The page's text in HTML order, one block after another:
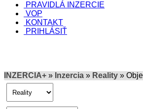
PRAVIDLÁ INZERCIE
VOP
KONTAKT
PRIHLÁSIŤ
INZERCIA+ » Inzercia » Reality »